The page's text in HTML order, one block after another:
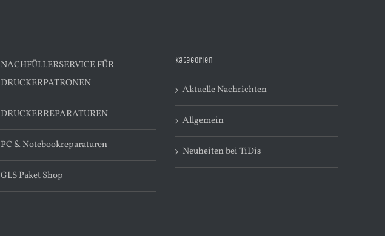
NACHFÜLLERSERVICE FÜR
DRUCKERPATRONEN
DRUCKERREPARATUREN
PC & Notebookreparaturen
GLS Paket Shop
Kategorien
Aktuelle Nachrichten
Allgemein
Neuheiten bei TiDis